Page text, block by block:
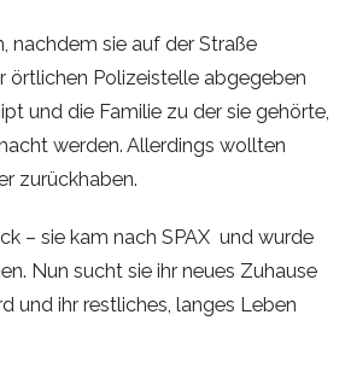
nachdem sie auf der Straße
örtlichen Polizeistelle abgegeben
und die Familie zu der sie gehörte,
werden. Allerdings wollten
zurückhaben.
– sie kam nach SPAX und wurde
Nun sucht sie ihr neues Zuhause
und ihr restliches, langes Leben